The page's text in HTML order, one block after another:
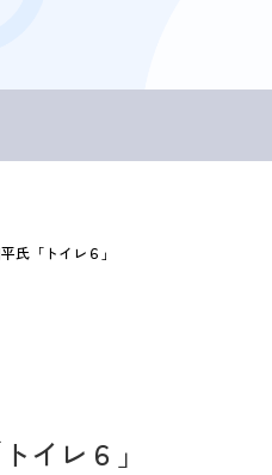
氏「トイレ６」
イレ６」